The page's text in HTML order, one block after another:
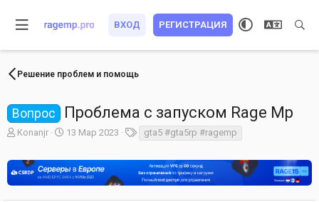
ВХОД РЕГИСТРАЦИЯ
Решение проблем и помощь
Вопрос Проблема с запуском Rage Mp
А
о
Konanjr
Д
а
13 Мар 2023
е
и
gta5 #gta5rp #ragemp